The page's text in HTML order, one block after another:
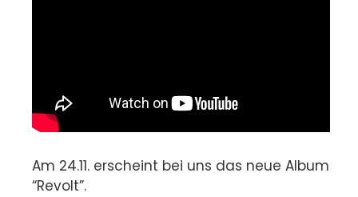
Am 24.11. erscheint bei uns das neue Album
“Revolt”.